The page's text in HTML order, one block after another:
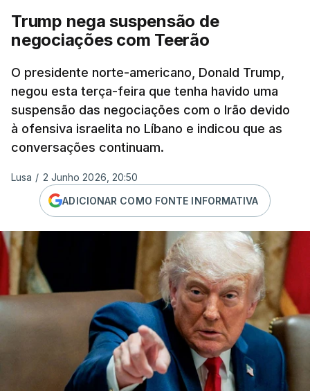
Trump nega suspensão de
negociações com Teerão
O presidente norte-americano, Donald Trump,
negou esta terça-feira que tenha havido uma
suspensão das negociações com o Irão devido
à ofensiva israelita no Líbano e indicou que as
conversações continuam.
Lusa / 2 Junho 2026, 20:50
ADICIONAR COMO FONTE INFORMATIVA